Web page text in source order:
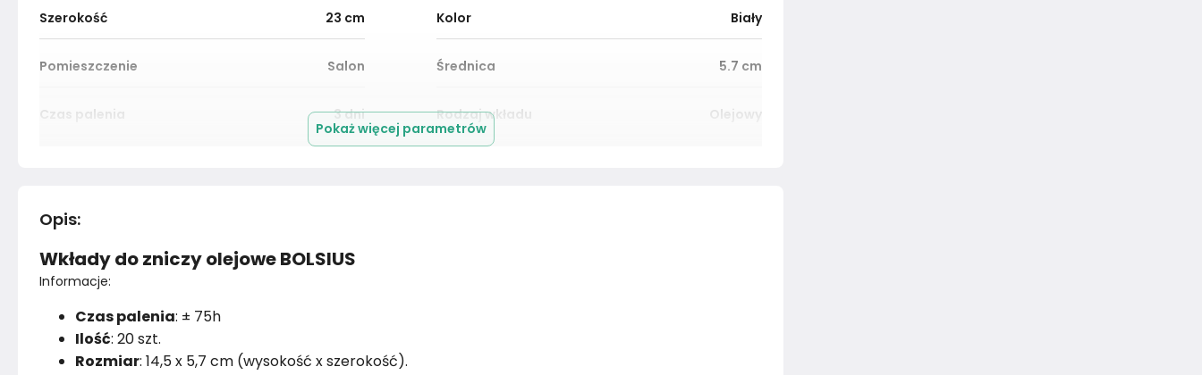
Szerokość 23 cm Kolor Biały
Pomieszczenie Salon Średnica 5.7 cm
Czas palenia 3dni Rodzaj wkładu Olejowy
Montaż
Pokaż więcej parametrów
Opis:
Wkłady do zniczy olejowe BOLSIUS
Informacje:
Czas palenia: ± 75h
Ilość: 20 szt.
Rozmiar: 14,5 x 5,7 cm (wysokość x szerokość).